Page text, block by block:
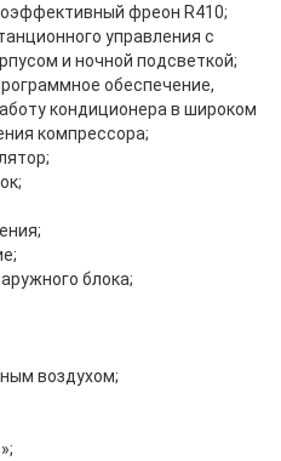
фреон R410;
управления с
и ночной подсветкой;
обеспечение,
кондиционера в широком
компрессора;
блока;
воздухом;